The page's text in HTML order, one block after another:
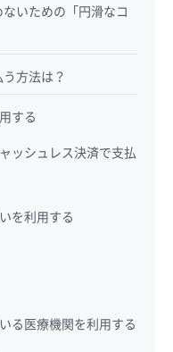
いための「円滑なコ
方法は？
する
ッシュレス決済で支払
を利用する
る医療機関を利用する